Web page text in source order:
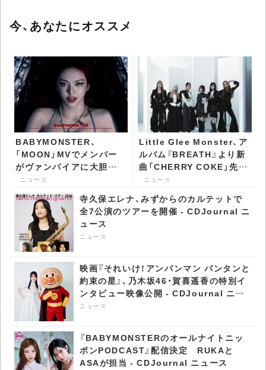
今、あなたにオススメ
BABYMONSTER、
「MOON」MVでメンバー
がヴァンパイアに大胆変
身 グローバルファンが
爆発的反応 - CDJournal
ニュース
ニュース
Little Glee Monster、ア
ルバム『BREATH』より新
曲「CHERRY COKE」先行
配信決定 - CDJournal ニ
ニュース
寺久保エレナ、みずからのカルテットで
全7公演のツアーを開催 - CDJournal ニ
ュース
ニュース
映画『それいけ！アンパンマン パンタンと
約束の星』、乃木坂46・賀喜遥香の特別イ
ンタビュー映像公開 - CDJournal ニュ
ース
ニュース
『BABYMONSTERのオールナイトニッ
ポンPODCAST』配信決定 RUKAと
ASAが担当 - CDJournal ニュース